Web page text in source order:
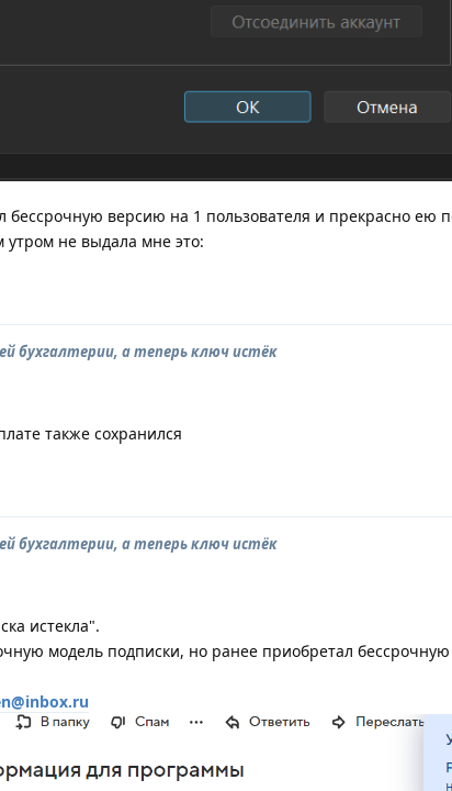
версию на 1 пользователя и прекрасно ею
не выдала мне это:
бухгалтерии, а теперь ключ истёк
также сохранился
бухгалтерии, а теперь ключ истёк
истекла".
модель подписки, но ранее приобретал